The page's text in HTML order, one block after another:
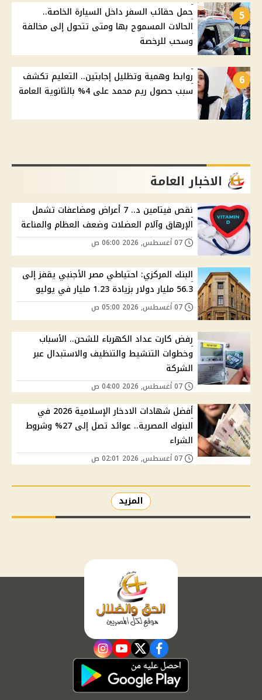
5
حمل حقائب السفر داخل السيارة الخاصة..
الحالات المسموح بها ومتى تتحول إلى مخالفة
وسحب للرخصة
6
روابط وهمية وتظليل إجابتين.. التعليم تكشف
سبب حصول ريم محمد على 4% بالثانوية العامة
الاخبار العامة
نقص فيتامين د.. 7 أعراض ومضاعفات تشمل
الإرهاق وآلام العضلات وضعف العظام والمناعة
البنك المركزي: احتياطي مصر الأجنبي يقفز إلى
56.3 مليار دولار بزيادة 1.23 مليار في يوليو
رفض كارت عداد الكهرباء للشحن.. الأسباب
وخطوات التنشيط والتنظيف والاستبدال عبر
الشركة
أفضل شهادات الادخار الإسلامية 2026 في
البنوك المصرية.. عوائد تصل إلى 27% وشروط
الشراء
المزيد
facebook
twitter
youtube
instagram